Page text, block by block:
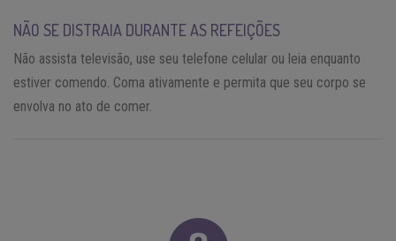
NÃO SE DISTRAIA DURANTE AS REFEIÇÕES
Não assista televisão, use seu telefone celular ou leia enquanto
estiver comendo. Coma ativamente e permita que seu corpo se
envolva no ato de comer.